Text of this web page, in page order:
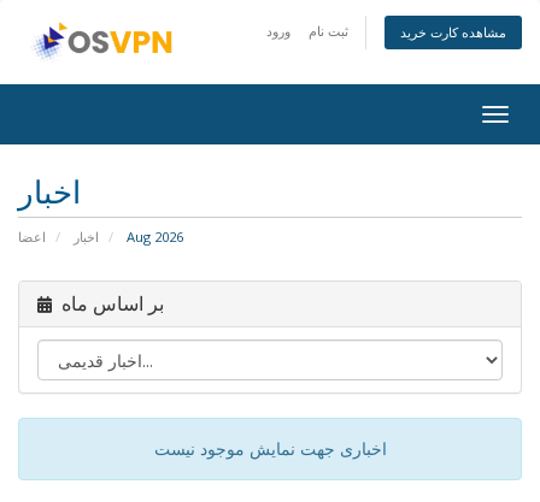
ورود ثبت نام مشاهده کارت خرید
اخبار
اعضا اخبار Aug 2026
بر اساس ماه
اخباری جهت نمایش موجود نیست